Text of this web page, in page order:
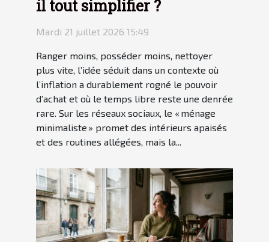
il tout simplifier ?
Mardi 21 juillet 2026 15:49
Ranger moins, posséder moins, nettoyer
plus vite, l’idée séduit dans un contexte où
l’inflation a durablement rogné le pouvoir
d’achat et où le temps libre reste une denrée
rare. Sur les réseaux sociaux, le « ménage
minimaliste » promet des intérieurs apaisés
et des routines allégées, mais la...